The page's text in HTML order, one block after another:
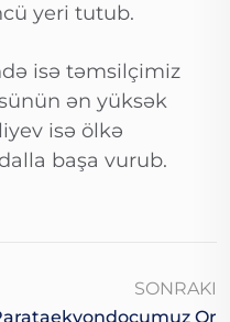
yeri tutub.
isə təmsilçimiz
ən yüksək
isə ölkə
başa vurub.
SONRAKI
Qr